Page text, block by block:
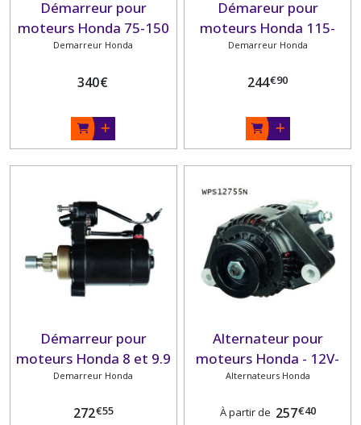
Démarreur pour
moteurs Honda 75-150
CV
Demarreur Honda
340€
Démareur pour
moteurs Honda 115-
130ch
Demarreur Honda
244€90
Démarreur pour
moteurs Honda 8 et 9.9
cv
Demarreur Honda
272€55
Alternateur pour
moteurs Honda - 12V-
55A
Alternateurs Honda
À partir de 257€40